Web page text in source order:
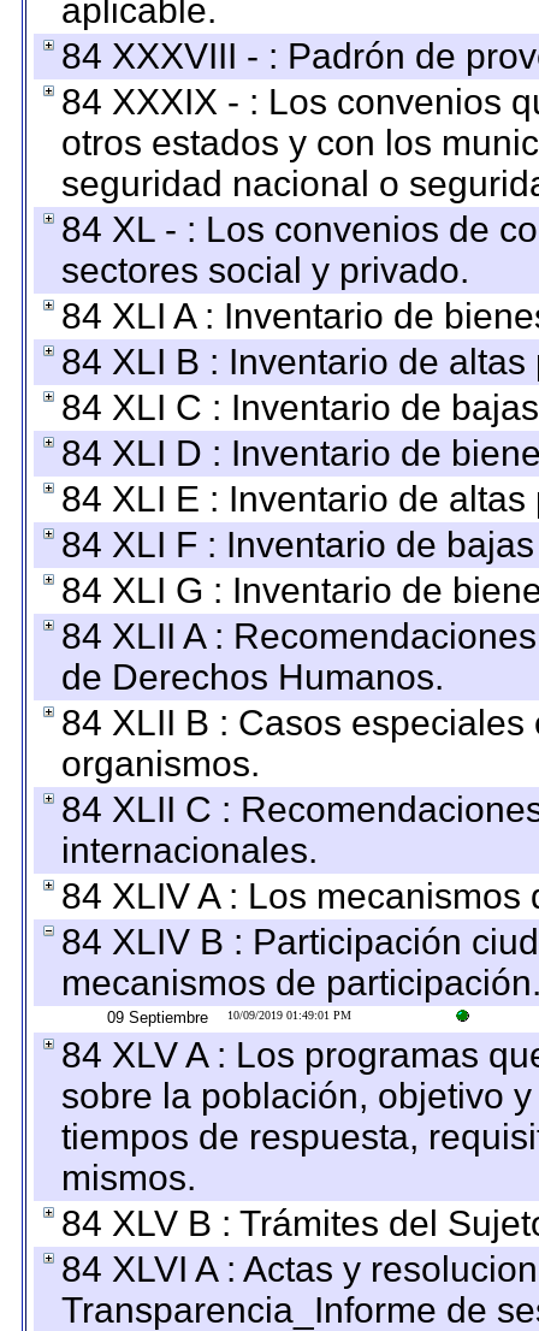
aplicable.
84 XXXVIII - : Padrón de
84 XXXIX - : Los convenios
otros estados y con los
seguridad nacional o
84 XL - : Los convenios de
sectores social y privado.
84 XLI A : Inventario de
84 XLI B : Inventario de
84 XLI C : Inventario de
84 XLI D : Inventario de
84 XLI E : Inventario de
84 XLI F : Inventario de
84 XLI G : Inventario de
84 XLII A :
de Derechos Humanos.
84 XLII B : Casos
organismos.
84 XLII C :
internacionales.
84 XLIV A : Los
84 XLIV B : Participación
mecanismos de
09 Septiembre 10/09/2019 01:49:01 PM
84 XLV A : Los programas
sobre la población, objetivo
tiempos de respuesta,
mismos.
84 XLV B : Trámites del
84 XLVI A : Actas y
Transparencia_Informe de